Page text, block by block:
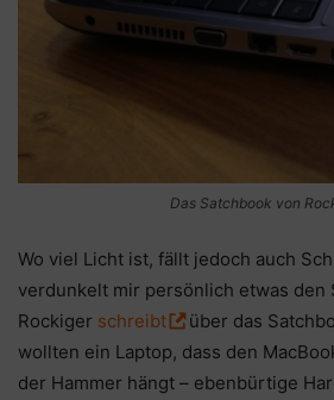
Das Satchbook von
Wo viel Licht ist, fällt jedoch auch
verdunkelt mir persönlich etwas den
Rockiger schreibt
über das
wollten ein Laptop, dass den
der Hammer hängt – ebenbürtige